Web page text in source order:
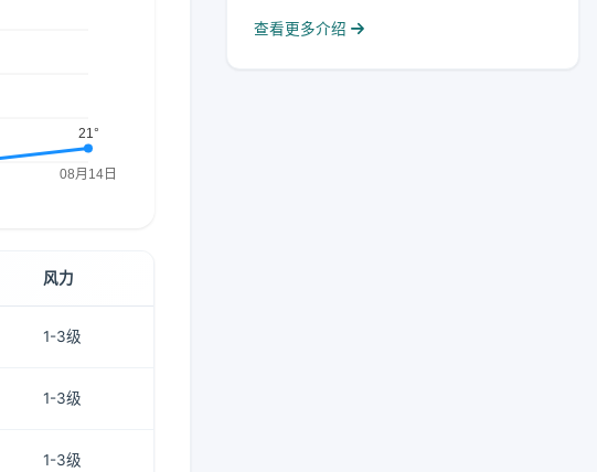
风力
1-3级
1-3级
1-3级
查看更多介绍